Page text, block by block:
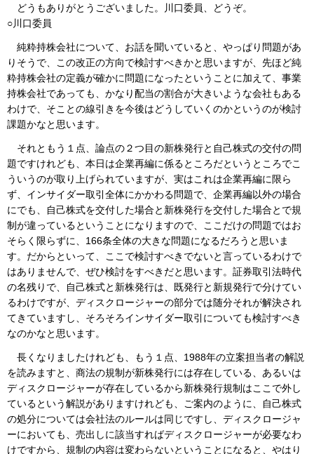
どうもありがとうございました。川口委員、どうぞ。
○川口委員
純粋持株会社について、お話を聞いていると、やっぱり問題があ
りそうで、この改正の方向で検討すべきかと思いますが、先ほど純
粋持株会社の定義が確かに問題になったということに加えて、事業
持株会社であっても、かなり配当の割合が大きいような会社もある
わけで、そことの線引きを今後はどうしていくのかというのが検討
課題かなと思います。
それともう１点、論点の２つ目の新株発行と自己株式の交付の問
題ですけれども、本日は企業再編に係るところだというところでこ
ういうのが取り上げられていますが、実はこれは企業再編に限ら
ず、インサイダー取引全体にかかわる問題で、企業再編以外の場合
にでも、自己株式を交付した場合と新株発行を交付した場合とで規
制が違っているということになりますので、ここだけの問題ではお
そらく限らずに、166条全体の大きな問題になるだろうと思いま
す。だからといって、ここで検討すべきでないと言っているわけで
はありませんで、ぜひ検討をすべきだと思います。証券取引法時代
の名残りで、自己株式と新株発行は、既発行と新規発行で分けてい
るわけですが、ディスクロージャーの部分では随分それが解決され
てきていますし、そろそろインサイダー取引についても検討すべき
なのかなと思います。
長くなりましたけれども、もう１点、1988年の立案担当者の解説
を読みますと、商法の規制が新株発行には存在している、あるいは
ディスクロージャーが存在しているから新株発行規制はここで外し
ているという解説がありますけれども、ご案内のように、自己株式
の処分については会社法のルールは同じですし、ディスクロージャ
ーにおいても、売出しに該当すればディスクロージャーが必要なわ
けですから、規制の内容は変わらないということになると、やはり